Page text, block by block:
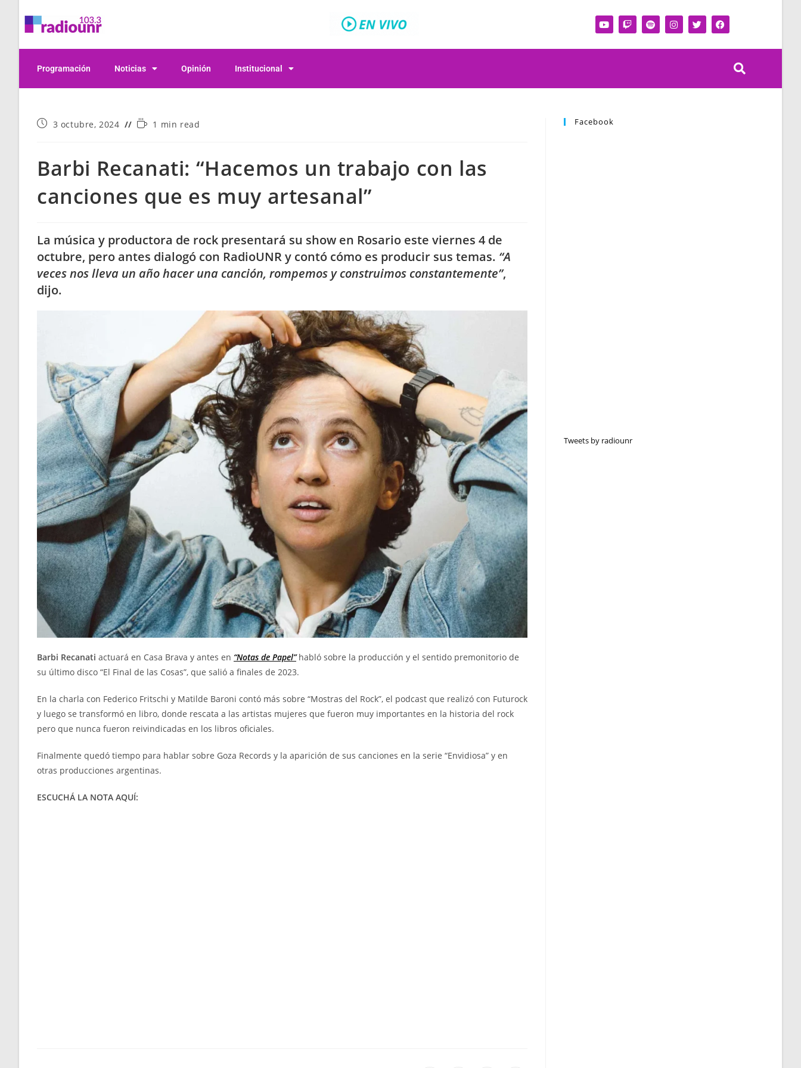
Programación Noticias Opinión Institucional
3 octubre, 2024 1 min read
Barbi Recanati: “Hacemos un trabajo con las
canciones que es muy artesanal”
La música y productora de rock presentará su show en Rosario este viernes 4 de
octubre, pero antes dialogó con RadioUNR y contó cómo es producir sus temas. “A
veces nos lleva un año hacer una canción, rompemos y construimos constantemente”,
dijo.
Barbi Recanati actuará en Casa Brava y antes en “Notas de Papel”habló sobre la producción y el sentido premonitorio de
su último disco “El Final de las Cosas”, que salió a finales de 2023.
En la charla con Federico Fritschi y Matilde Baroni contó más sobre “Mostras del Rock”, el podcast que realizó con Futurock
y luego se transformó en libro, donde rescata a las artistas mujeres que fueron muy importantes en la historia del rock
pero que nunca fueron reivindicadas en los libros oficiales.
Finalmente quedó tiempo para hablar sobre Goza Records y la aparición de sus canciones en la serie “Envidiosa” y en
otras producciones argentinas.
ESCUCHÁ LA NOTA AQUÍ:
Facebook
Tweets by radiounr